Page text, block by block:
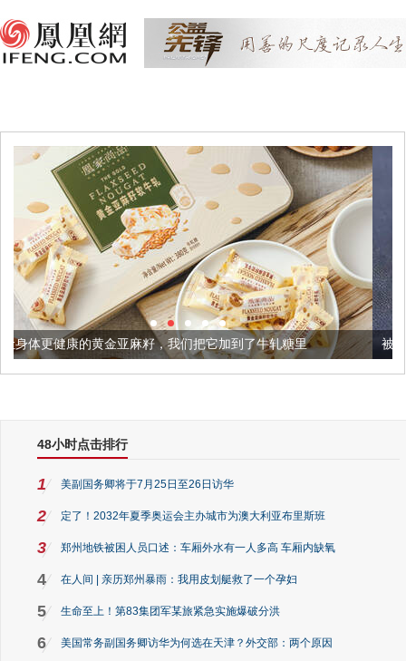
籽，我们把它加到了牛轧糖里 被列入佛家七宝的它到底
48小时点击排行
1 美副国务卿将于7月25日至26日访华
2 定了！2032年夏季奥运会主办城市为澳大利亚布里斯班
3 郑州地铁被困人员口述：车厢外水有一人多高 车厢内缺氧
4 在人间 | 亲历郑州暴雨：我用皮划艇救了一个孕妇
5 生命至上！第83集团军某旅紧急实施爆破分洪
6 美国常务副国务卿访华为何选在天津？外交部：两个原因